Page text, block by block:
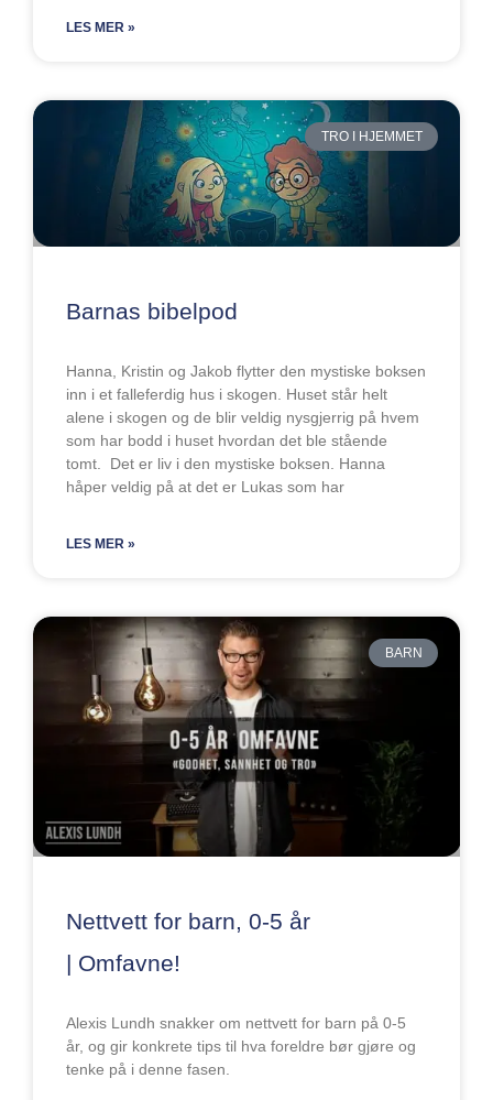
LES MER »
TRO I HJEMMET
Barnas bibelpod
Hanna, Kristin og Jakob flytter den mystiske boksen
inn i et falleferdig hus i skogen. Huset står helt
alene i skogen og de blir veldig nysgjerrig på hvem
som har bodd i huset hvordan det ble stående
tomt. Det er liv i den mystiske boksen. Hanna
håper veldig på at det er Lukas som har
LES MER »
BARN
Nettvett for barn, 0-5 år
| Omfavne!
Alexis Lundh snakker om nettvett for barn på 0-5
år, og gir konkrete tips til hva foreldre bør gjøre og
tenke på i denne fasen.